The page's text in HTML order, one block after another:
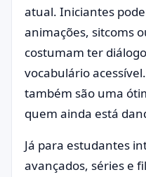
atual. Iniciantes
animações, sitcoms
costumam ter
vocabulário
também são uma
quem ainda está
Já para estudantes
avançados, séries e